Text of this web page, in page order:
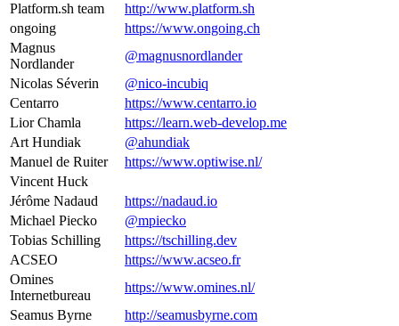
Platform.sh team
http://www.platform.sh
ongoing
https://www.ongoing.ch
Magnus
Nordlander
@magnusnordlander
Nicolas Séverin
@nico-incubiq
Centarro
https://www.centarro.io
Lior Chamla
https://learn.web-develop.me
Art Hundiak
@ahundiak
Manuel de Ruiter
https://www.optiwise.nl/
Vincent Huck
Jérôme Nadaud
https://nadaud.io
Michael Piecko
@mpiecko
Tobias Schilling
https://tschilling.dev
ACSEO
https://www.acseo.fr
Omines
Internetbureau
https://www.omines.nl/
Seamus Byrne
http://seamusbyrne.com